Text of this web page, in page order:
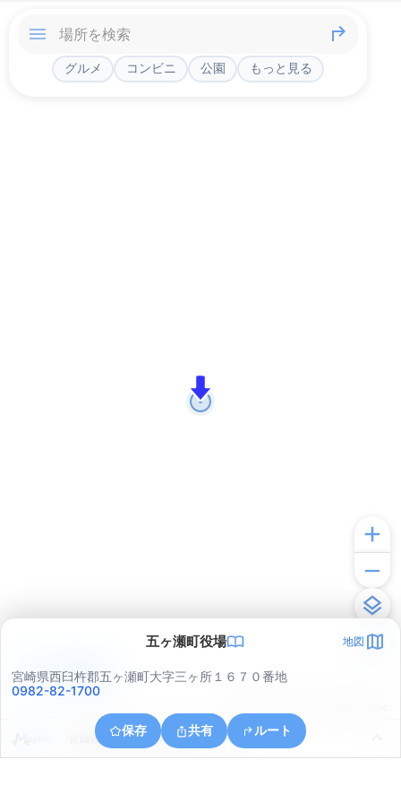
グルメ コンビニ 公園 もっと見る
五ヶ瀬町役場 地図
宮崎県西臼杵郡五ヶ瀬町大字三ヶ所１６７０番地
0982-82-1700
保存 共有 ルート
宮崎県西臼杵郡五ヶ瀬町大字三ヶ所
アプリで見る